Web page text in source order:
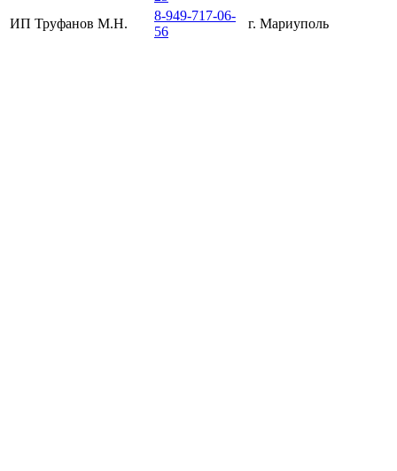
ИП Труфанов М.Н.
8-949-717-06-
56
г. Мариуполь